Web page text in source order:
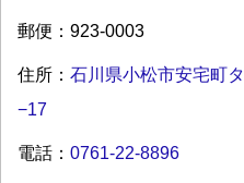
郵便：923-0003
住所： 石川県小松市安宅町タ
−17
電話： 0761-22-8896